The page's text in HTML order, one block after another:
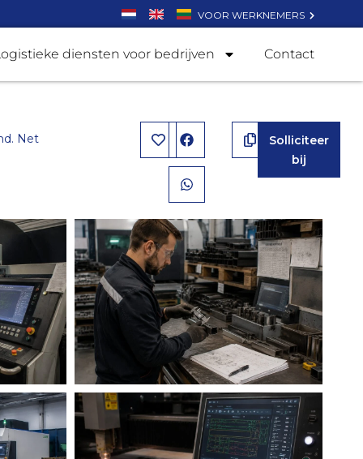
VOOR WERKNEMERS
diensten voor bedrijven Contact
Net
Solliciteer
bij